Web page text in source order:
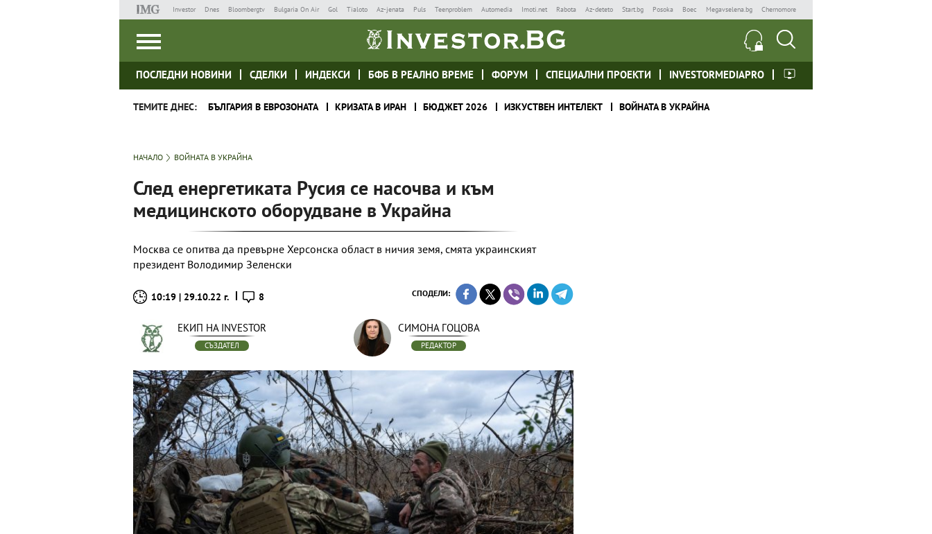
Investor Dnes Bloombergtv Bulgaria On Air Gol Tialoto Az-jenata Puls Teenproblem Automedia Imoti.net Rabota Az-deteto Start.bg Posoka Boec Megavselena.bg Chernomore
ПОСЛЕДНИ НОВИНИ СДЕЛКИ ИНДЕКСИ БФБ В РЕАЛНО ВРЕМЕ ФОРУМ СПЕЦИАЛНИ ПРОЕКТИ INVESTORMEDIAPRO
ТЕМИТЕ ДНЕС: БЪЛГАРИЯ В ЕВРОЗОНАТА КРИЗАТА В ИРАН БЮДЖЕТ 2026 ИЗКУСТВЕН ИНТЕЛЕКТ ВОЙНАТА В УКРАЙНА
НАЧАЛО ВОЙНАТА В УКРАЙНА
След енергетиката Русия се насочва и към
медицинското оборудване в Украйна
Москва се опитва да превърне Херсонска област в ничия земя, смята украинският
президент Володимир Зеленски
10:19 | 29.10.22 г. 8 СПОДЕЛИ:
ЕКИП НА INVESTOR
СЪЗДАТЕЛ
СИМОНА ГОЦОВА
РЕДАКТОР